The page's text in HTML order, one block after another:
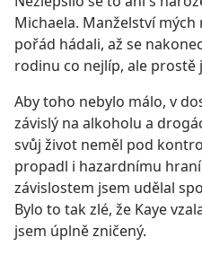
Michaela. Manželství
pořád hádali, až se
rodinu co nejlíp, ale prostě
Aby toho nebylo málo, v
závislý na alkoholu a
svůj život neměl pod
propadl i hazardnímu
závislostem jsem udělal
Bylo to tak zlé, že Kaye
jsem úplně zničený.